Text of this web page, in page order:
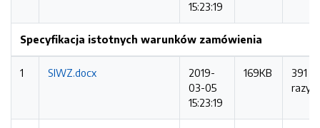
15:23:19
Specyfikacja istotnych warunków zamówienia
1 SIWZ.docx
2019-
03-05
15:23:19
169KB
391
razy